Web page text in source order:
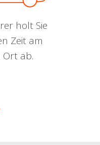
holt Sie
Zeit am
Ort ab.